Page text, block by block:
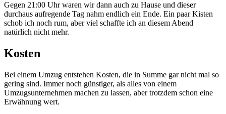
Gegen 21:00 Uhr waren wir dann auch zu Hause und dieser
durchaus aufregende Tag nahm endlich ein Ende. Ein paar Kisten
schob ich noch rum, aber viel schaffte ich an diesem Abend
natürlich nicht mehr.
Kosten
Bei einem Umzug entstehen Kosten, die in Summe gar nicht mal so
gering sind. Immer noch günstiger, als alles von einem
Umzugsunternehmen machen zu lassen, aber trotzdem schon eine
Erwähnung wert.